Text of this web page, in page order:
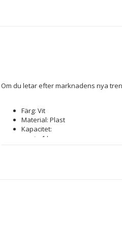
Om du letar efter marknadens nya
Färg: Vit
Material: Plast
Kapacitet:
1 L